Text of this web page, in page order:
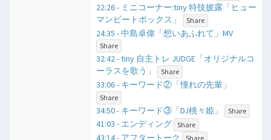
22:26 - ミニコーナー:tiny 特技披露「ヒュー
マンビートボックス」
Share
24:35 - 中島卓偉「想いあふれて」MV
Share
32:42 - tiny 自主トレ JUDGE「オリジナルコ
ーラスを歌う」
Share
33:06 - キーワード②「憧れの先輩」
Share
34:50 - キーワード③「DJ桃々姫」 Share
41:03 - エンディング Share
43:14 - アフタートーク Share